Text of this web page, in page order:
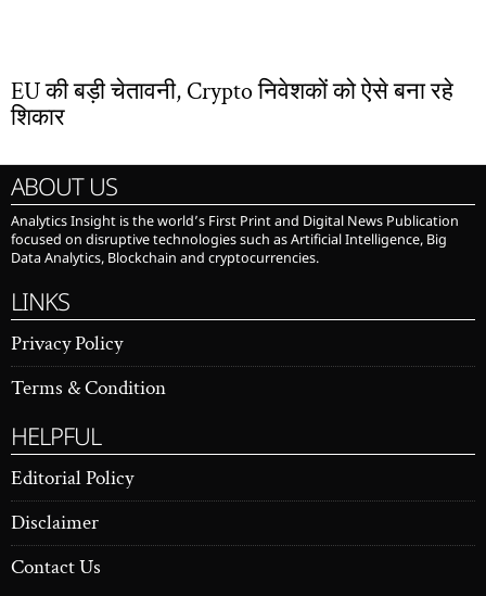
EU की बड़ी चेतावनी, Crypto निवेशकों को ऐसे बना रहे
शिकार
ABOUT US
Analytics Insight is the world’s First Print and Digital News Publication
focused on disruptive technologies such as Artificial Intelligence, Big
Data Analytics, Blockchain and cryptocurrencies.
LINKS
Privacy Policy
Terms & Condition
HELPFUL
Editorial Policy
Disclaimer
Contact Us